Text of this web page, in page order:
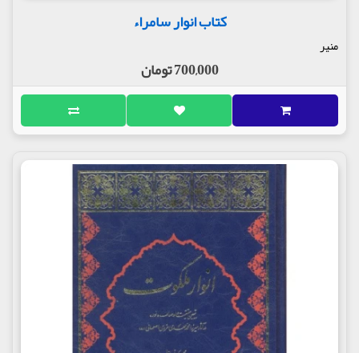
کتاب انوار سامراء
منیر
700,000 تومان